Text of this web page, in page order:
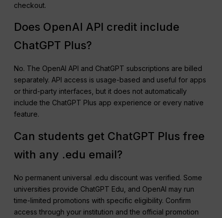
checkout.
Does OpenAI API credit include
ChatGPT Plus?
No. The OpenAI API and ChatGPT subscriptions are billed
separately. API access is usage-based and useful for apps
or third-party interfaces, but it does not automatically
include the ChatGPT Plus app experience or every native
feature.
Can students get ChatGPT Plus free
with any .edu email?
No permanent universal .edu discount was verified. Some
universities provide ChatGPT Edu, and OpenAI may run
time-limited promotions with specific eligibility. Confirm
access through your institution and the official promotion